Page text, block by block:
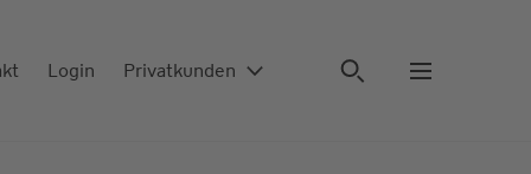
Login Privatkunden